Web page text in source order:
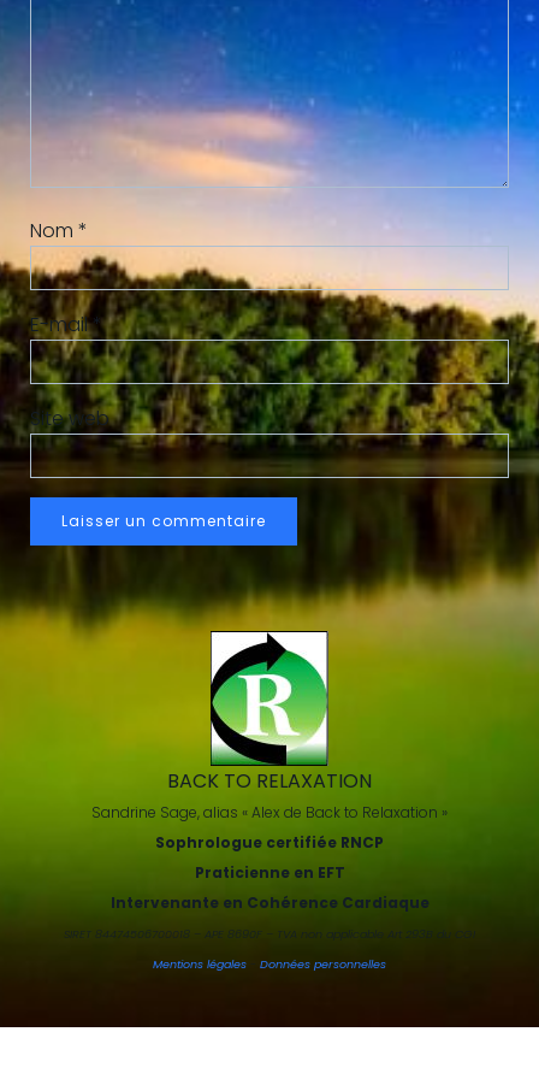
Nom *
E-mail*
Site web
BACK TO RELAXATION
Sandrine Sage, alias « Alex de Back to Relaxation »
Sophrologue certifiée RNCP
Praticienne en EFT
Intervenante en Cohérence Cardiaque
SIRET 84474506700018 – APE 8690F – TVA non applicable Art 293B du CGI
Mentions légales
Données personnelles